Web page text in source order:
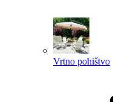
Vrtno pohištvo